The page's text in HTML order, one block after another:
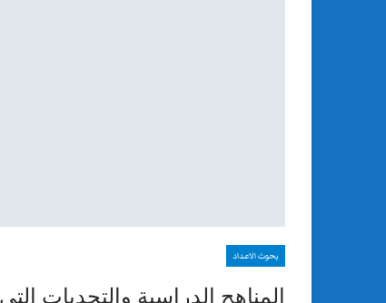
بحوث الاعداد
المناهج الدراسية والتحديات